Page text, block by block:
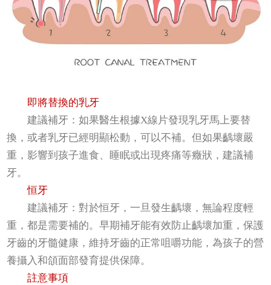
即將替換的乳牙
建議補牙：如果醫生根據X線片發現乳牙馬上要替
換，或者乳牙已經明顯松動，可以不補。但如果齲壞嚴
重，影響到孩子進食、睡眠或出現疼痛等癥狀，建議補
牙。
恒牙
建議補牙：對於恒牙，一旦發生齲壞，無論程度輕
重，都是需要補的。早期補牙能有效防止齲壞加重，保護
牙齒的牙髓健康，維持牙齒的正常咀嚼功能，為孩子的營
養攝入和頜面部發育提供保障。
註意事項